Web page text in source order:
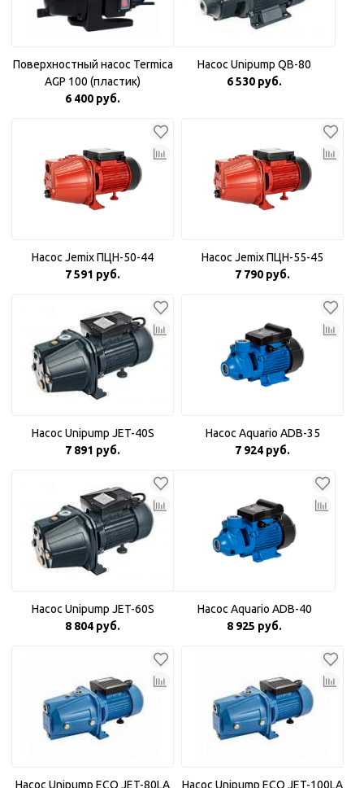
Поверхностный насос Termica
AGP 100 (пластик)
6 400 руб.
Насос Unipump QB-80
6 530 руб.
Насос Jemix ПЦН-50-44
7 591 руб.
Насос Jemix ПЦН-55-45
7 790 руб.
Насос Unipump JET-40S
7 891 руб.
Насос Aquario ADB-35
7 924 руб.
Насос Unipump JET-60S
8 804 руб.
Насос Aquario ADB-40
8 925 руб.
Насос Unipump ECO JET-80LA Насос Unipump ECO JET-100LA